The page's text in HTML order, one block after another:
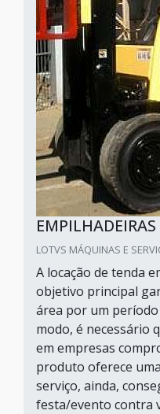
LOTVS MÁQUINAS E
A locação de tenda
objetivo principal
área por um
modo, é necessário
em empresas
produto oferece
serviço, ainda,
festa/evento contra